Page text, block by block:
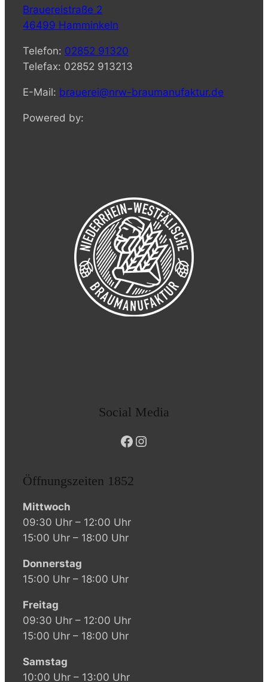
Brauereistraße 2
46499 Hamminkeln
Telefon: 02852 91320
Telefax: 02852 913213
E-Mail: brauerei@nrw-braumanufaktur.de
Powered by:
Social Media
Facebook Instagram
Öffnungszeiten 1852
Mittwoch
09:30 Uhr – 12:00 Uhr
15:00 Uhr – 18:00 Uhr
Donnerstag
15:00 Uhr – 18:00 Uhr
Freitag
09:30 Uhr – 12:00 Uhr
15:00 Uhr – 18:00 Uhr
Samstag
10:00 Uhr – 13:00 Uhr